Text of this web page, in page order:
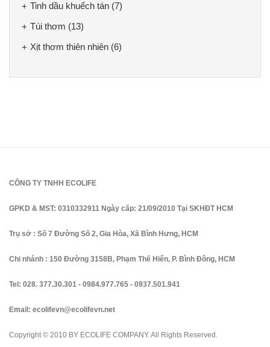
Tinh dầu khuếch tán (7)
Túi thơm (13)
Xịt thơm thiên nhiên (6)
CÔNG TY TNHH ECOLIFE
GPKD & MST: 0310332911 Ngày cấp: 21/09/2010 Tại SKHĐT HCM
Trụ sở : Số 7 Đường Số 2, Gia Hòa, Xã Bình Hưng, HCM
Chi nhánh : 150 Đường 3158B, Phạm Thế Hiển, P. Bình Đông, HCM
Tel: 028. 377.30.301 - 0984.977.765 - 0937.501.941
Email: ecolifevn@ecolifevn.net
Copyright © 2010 BY ECOLIFE COMPANY. All Rights Reserved.